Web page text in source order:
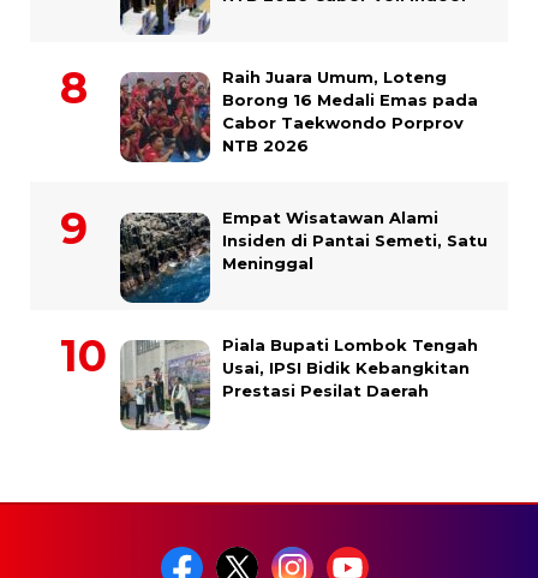
Raih Juara Umum, Loteng
Borong 16 Medali Emas pada
Cabor Taekwondo Porprov
NTB 2026
Empat Wisatawan Alami
Insiden di Pantai Semeti, Satu
Meninggal
Piala Bupati Lombok Tengah
Usai, IPSI Bidik Kebangkitan
Prestasi Pesilat Daerah